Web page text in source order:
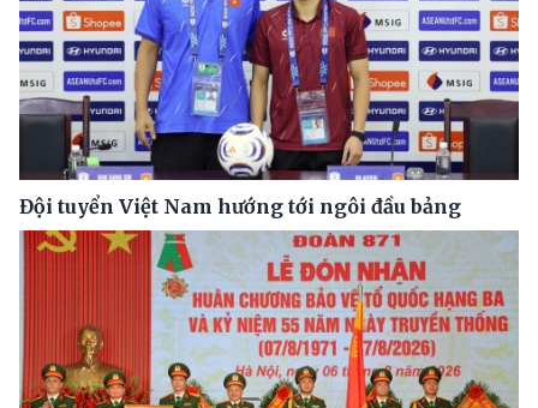
Đội tuyển Việt Nam hướng tới ngôi đầu bảng